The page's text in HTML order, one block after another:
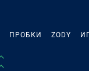
ПРОБКИ ZODY